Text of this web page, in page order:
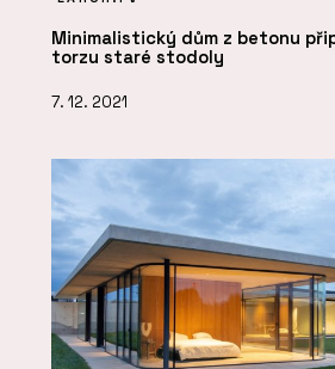
Minimalistický dům z betonu
torzu staré stodoly
7. 12. 2021